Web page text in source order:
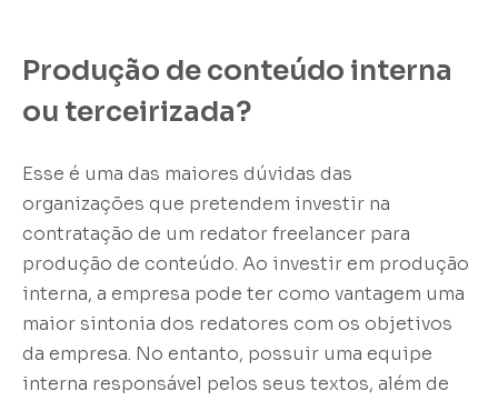
Produção de conteúdo interna
ou terceirizada?
Esse é uma das maiores dúvidas das
organizações que pretendem investir na
contratação de um redator freelancer para
produção de conteúdo. Ao investir em produção
interna, a empresa pode ter como vantagem uma
maior sintonia dos redatores com os objetivos
da empresa. No entanto, possuir uma equipe
interna responsável pelos seus textos, além de